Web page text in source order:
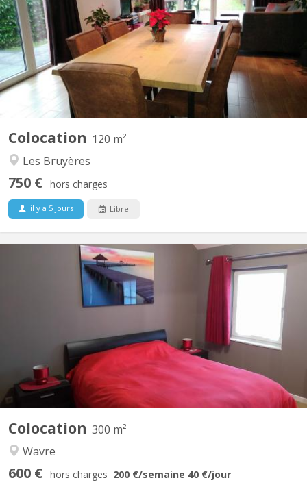
Colocation 120 m²
Les Bruyères
750 € hors charges
il y a 5 jours Libre
louer (occupation simple) dans une colocation de 2 personnes,
avec douche privative dans une maison meublée et toute
équipée avec terrasse, jardin et parking. Cadre vert et tranquille,
située proche du centre ville et des grands axes...
Colocation 300 m²
Wavre
600 € hors charges 200 €/semaine 40 €/jour
KV 1330
Régent en éducation physique loue chambre(lit double) dans une
belle villa pour UNIQUEMENT étudiant(e), stagiaire sérieux(se) et
soigneux(se). Salle de douche privatisée, TV, Wi-fi, fitness, grand
jardin, bureau, Lave linge, parking privé. Endroit calme, idéal pour
étudier. A 8 min...